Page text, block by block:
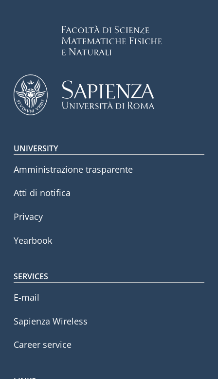
Footer menu
UNIVERSITY
Amministrazione trasparente
Atti di notifica
Privacy
Yearbook
SERVICES
E-mail
Sapienza Wireless
Career service